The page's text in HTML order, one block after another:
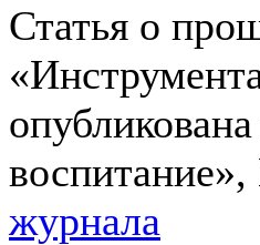
Статья о
журнала